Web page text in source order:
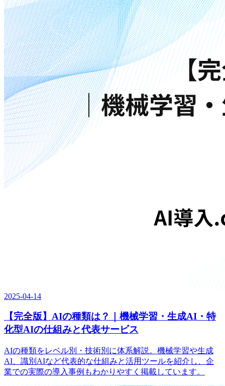
2025-04-14
【完全版】AIの種類は？｜機械学習・生成AI・特
化型AIの仕組みと代表サービス
AIの種類をレベル別・技術別に体系解説。機械学習や生成
AI、識別AIなど代表的な仕組みと活用ツールを紹介し、企
業での実際の導入事例もわかりやすく掲載しています。